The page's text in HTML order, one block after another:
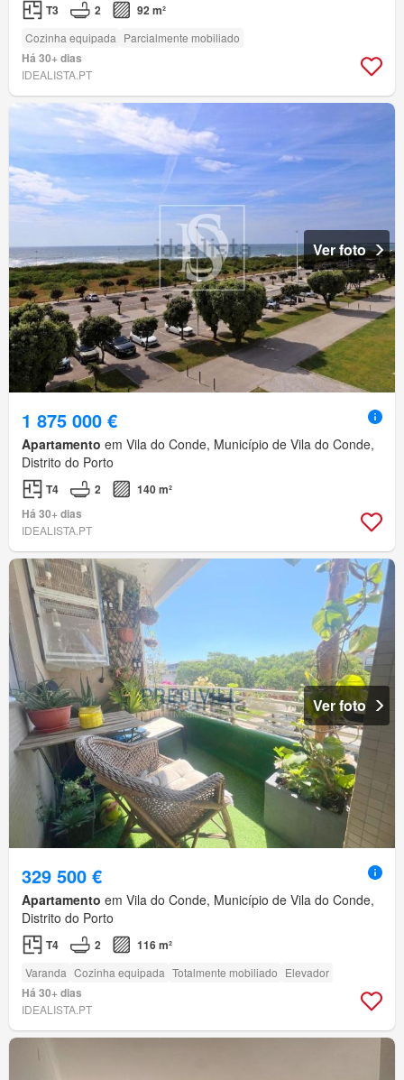
T3 2 92 m²
Cozinha equipada Parcialmente mobiliado
Há 30+ dias
IDEALISTA.PT
Ver foto
1 875 000 €
Apartamento em Vila do Conde, Município de Vila do Conde,
Distrito do Porto
T4 2
140 m²
Há 30+ dias
IDEALISTA.PT
Ver foto
329 500 €
Apartamento em Vila do Conde, Município de Vila do Conde,
Distrito do Porto
T4 2 116 m²
Varanda Cozinha equipada Totalmente mobiliado Elevador
Há 30+ dias
IDEALISTA.PT